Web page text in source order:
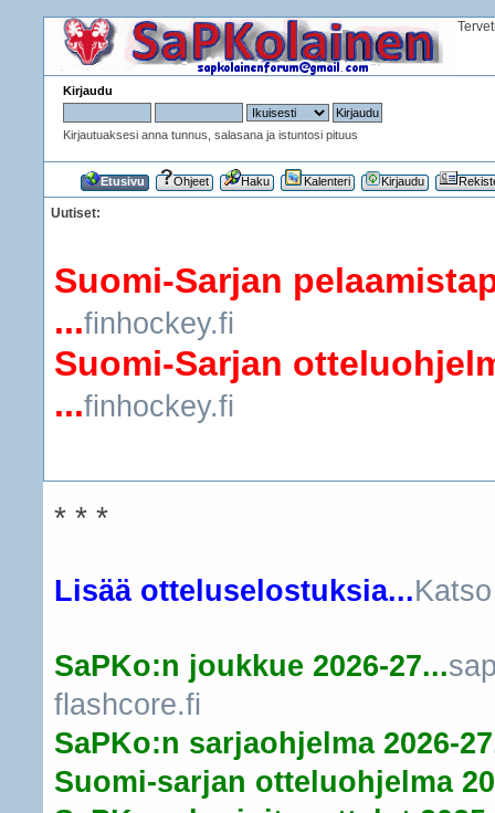
Kirjaudu
Kirjautuaksesi anna tunnus, salasana ja istuntosi pituus
Etusivu Ohjeet Haku Kalenteri Kirjaudu
Uutiset:
Suomi-Sarjan
...finhockey.fi
Suomi-Sarjan
...finhockey.fi
* * *
Lisää otteluselostuksia...
SaPKo:n joukkue 2026-27...
flashcore.fi
SaPKo:n sarjaohjelma 2026-
Suomi-sarjan otteluohjelma